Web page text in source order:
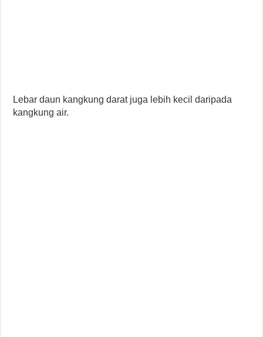
Lebar daun kangkung darat juga lebih kecil daripada
kangkung air.